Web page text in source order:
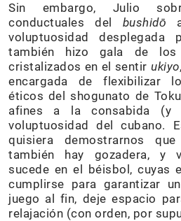
Sin embargo, Julio
conductuales del bushidō
voluptuosidad
también hizo gala de los
cristalizados en el sentir ukiyo
encargada de flexibilizar
éticos del shogunato de
afines a la consabida (y
voluptuosidad del cubano.
quisiera demostrarnos
también hay gozadera, y
sucede en el béisbol, cuyas
cumplirse para garantizar
juego al fin, deje espacio
relajación (con orden, por